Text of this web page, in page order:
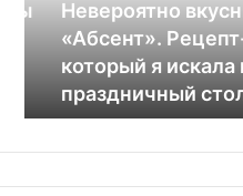
искала
праздничный
Невероятно
«Абсент». Рецепт-
который я искала на
праздничный стол!